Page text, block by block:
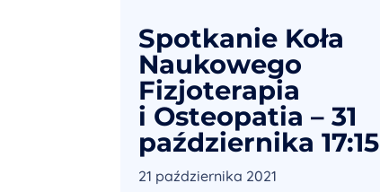
Spotkanie Koła
Naukowego
Fizjoterapia
i Osteopatia – 31
października 17:15
21 października 2021